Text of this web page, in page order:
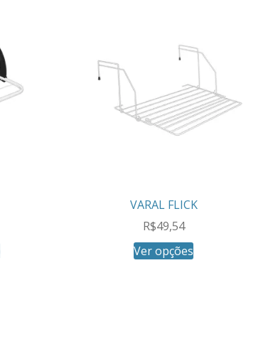
VARAL FLICK
R$49,54
Ver opções